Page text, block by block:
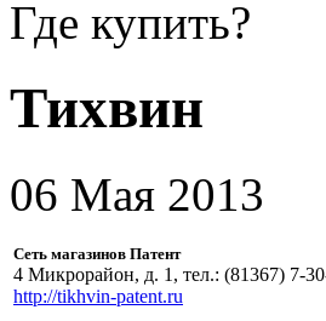
Где купить?
Тихвин
06 Мая 2013
Сеть магазинов Патент
4 Микрорайон, д. 1, тел.: (81367) 7-
http://tikhvin-patent.ru